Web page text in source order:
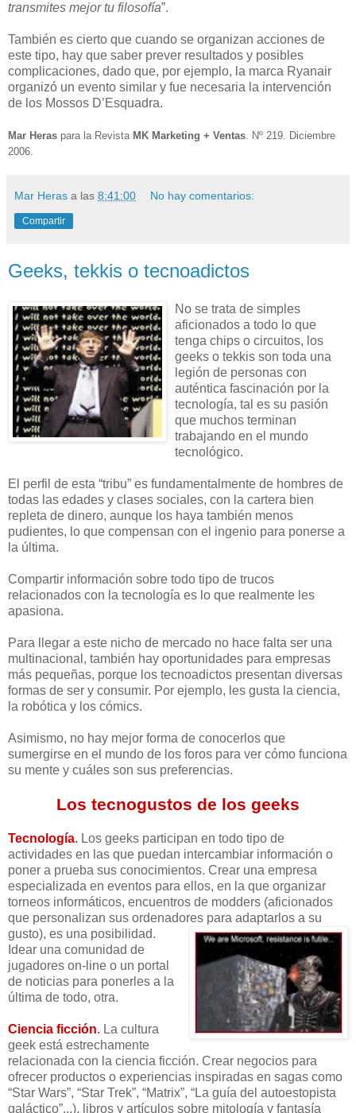
transmites mejor tu filosofía”.
También es cierto que cuando se organizan acciones de
este tipo, hay que saber prever resultados y posibles
complicaciones, dado que, por ejemplo, la marca Ryanair
organizó un evento similar y fue necesaria la intervención
de los Mossos D’Esquadra.
Mar Heras para la Revista MK Marketing + Ventas. Nº 219. Diciembre
2006.
Mar Heras a las 8:41:00 No hay comentarios:
Compartir
Geeks, tekkis o tecnoadictos
No se trata de simples
aficionados a todo lo que
tenga chips o circuitos, los
geeks o tekkis son toda una
legión de personas con
auténtica fascinación por la
tecnología, tal es su pasión
que muchos terminan
trabajando en el mundo
tecnológico.
El perfil de esta “tribu” es fundamentalmente de hombres de
todas las edades y clases sociales, con la cartera bien
repleta de dinero, aunque los haya también menos
pudientes, lo que compensan con el ingenio para ponerse a
la última.
Compartir información sobre todo tipo de trucos
relacionados con la tecnología es lo que realmente les
apasiona.
Para llegar a este nicho de mercado no hace falta ser una
multinacional, también hay oportunidades para empresas
más pequeñas, porque los tecnoadictos presentan diversas
formas de ser y consumir. Por ejemplo, les gusta la ciencia,
la robótica y los cómics.
Asimismo, no hay mejor forma de conocerlos que
sumergirse en el mundo de los foros para ver cómo funciona
su mente y cuáles son sus preferencias.
Los tecnogustos de los geeks
Tecnología. Los geeks participan en todo tipo de
actividades en las que puedan intercambiar información o
poner a prueba sus conocimientos. Crear una empresa
especializada en eventos para ellos, en la que organizar
torneos informáticos, encuentros de modders (aficionados
que personalizan sus ordenadores para adaptarlos a su
gusto), es una posibilidad.
Idear una comunidad de
jugadores on-line o un portal
de noticias para ponerles a la
última de todo, otra.
Ciencia ficción. La cultura
geek está estrechamente
relacionada con la ciencia ficción. Crear negocios para
ofrecer productos o experiencias inspiradas en sagas como
“Star Wars”, “Star Trek”, “Matrix”, “La guía del autoestopista
galáctico”...), libros y artículos sobre mitología y fantasía